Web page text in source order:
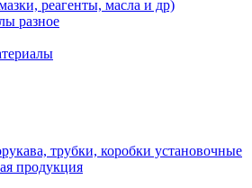
реагенты, масла и др)
разное
трубки, коробки установочные
продукция